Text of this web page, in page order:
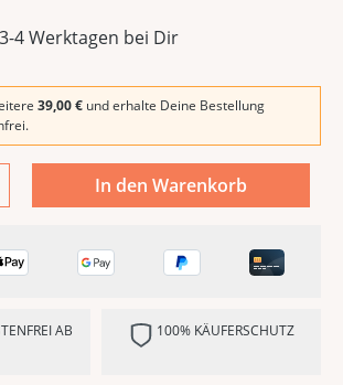
4 Werktagen bei Dir
39,00 € und erhalte Deine Bestellung
In den Warenkorb
AB
100% KÄUFERSCHUTZ